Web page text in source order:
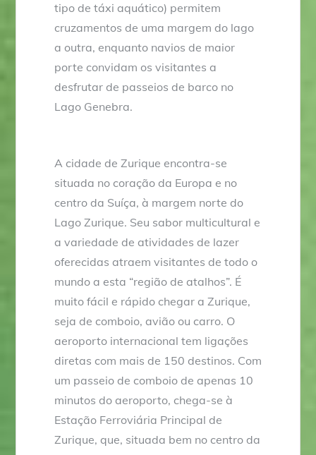
tipo de táxi aquático) permitem
cruzamentos de uma margem do lago
a outra, enquanto navios de maior
porte convidam os visitantes a
desfrutar de passeios de barco no
Lago Genebra.
A cidade de Zurique encontra-se
situada no coração da Europa e no
centro da Suíça, à margem norte do
Lago Zurique. Seu sabor multicultural e
a variedade de atividades de lazer
oferecidas atraem visitantes de todo o
mundo a esta “região de atalhos”. É
muito fácil e rápido chegar a Zurique,
seja de comboio, avião ou carro. O
aeroporto internacional tem ligações
diretas com mais de 150 destinos. Com
um passeio de comboio de apenas 10
minutos do aeroporto, chega-se à
Estação Ferroviária Principal de
Zurique, que, situada bem no centro da